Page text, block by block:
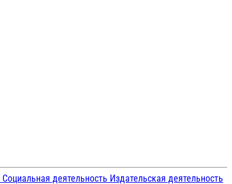
Социальная деятельность Издательская деятельность